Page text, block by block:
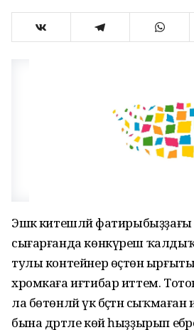
Эшкә китешләй
сығарғанда көнкүреш
тулы контейнер өҫтөнә
хромкаға иғтибар иттем.
ла бөтөнләй үк бәҫтән сыҡмаған
бына дәртле көй һыҙҙырып